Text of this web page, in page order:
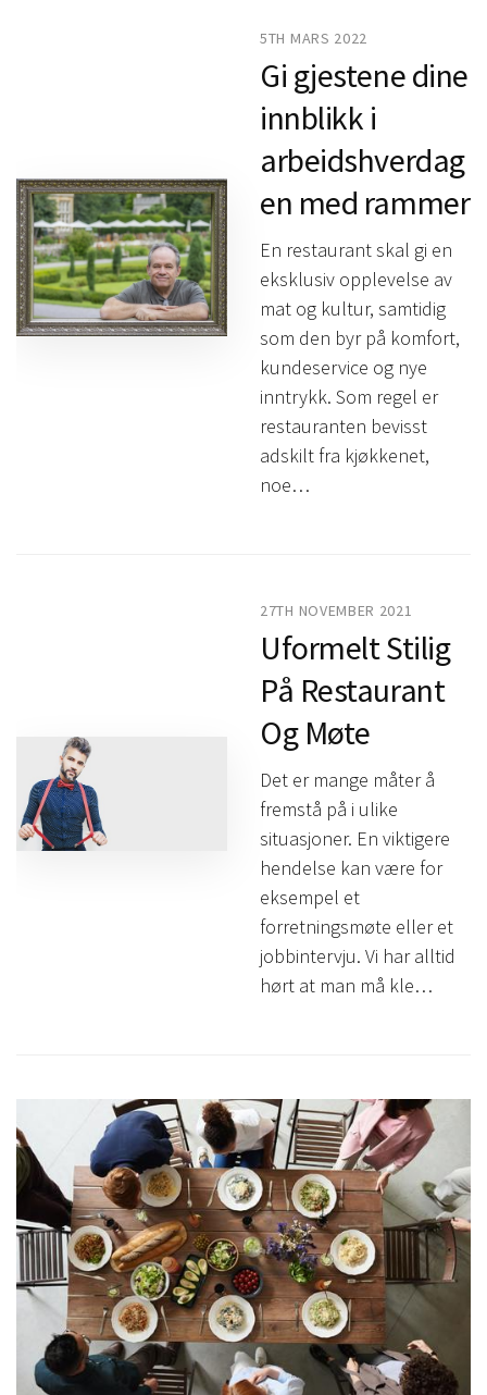
5TH MARS 2022
Gi gjestene dine
innblikk i
arbeidshverdag
en med rammer
En restaurant skal gi en
eksklusiv opplevelse av
mat og kultur, samtidig
som den byr på komfort,
kundeservice og nye
inntrykk. Som regel er
restauranten bevisst
adskilt fra kjøkkenet,
noe…
27TH NOVEMBER 2021
Uformelt Stilig
På Restaurant
Og Møte
Det er mange måter å
fremstå på i ulike
situasjoner. En viktigere
hendelse kan være for
eksempel et
forretningsmøte eller et
jobbintervju. Vi har alltid
hørt at man må kle…